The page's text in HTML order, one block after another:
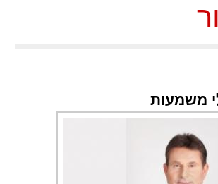
משמעות